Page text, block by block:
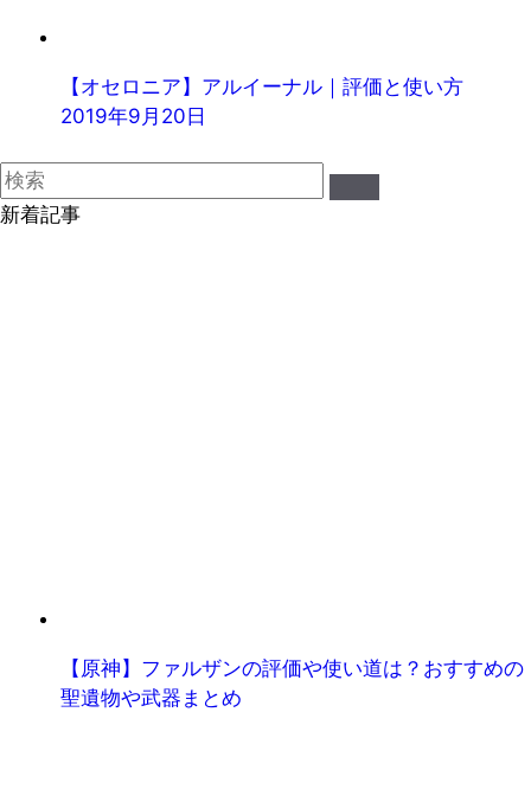
【オセロニア】アルイーナル｜評価と使い方
2019年9月20日
新着記事
【原神】ファルザンの評価や使い道は？おすすめの
聖遺物や武器まとめ